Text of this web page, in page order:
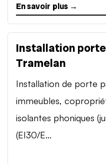
En savoir plus →
Installation
Tramelan
Installation de porte
immeubles,
isolantes phoniques
(EI30/E...